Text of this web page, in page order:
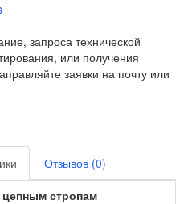
запроса технической
или получения
заявки на почту или
Отзывов (0)
стропам